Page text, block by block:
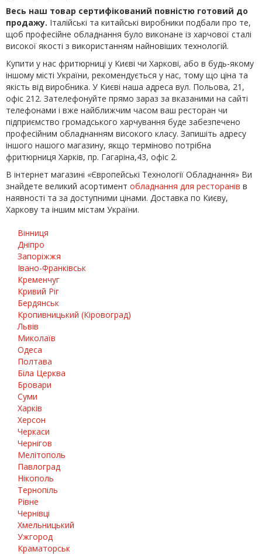
Весь наш товар сертифікований повністю готовий до
продажу. Італійські та китайські виробники подбали про те,
щоб професійне обладнання було виконане із харчової сталі
високої якості з використанням найновіших технологій.
Купити у нас фритюрниці у Києві чи Харкові, або в будь-якому
іншому місті України, рекомендується у нас, тому що ціна та
якість від виробника. У Києві наша адреса вул. Польова, 21,
офіс 212. Зателефонуйте прямо зараз за вказаними на сайті
телефонами і вже найближчим часом ваш ресторан чи
підприємство громадського харчування буде забезпечено
професійним обладнанням високого класу. Запишіть адресу
іншого нашого магазину, якщо терміново потрібна
фритюрниця Харків, пр. Гагаріна,43, офіс 2.
В інтернет магазині «Європейські Технології Обладнання» Ви
знайдете великий асортимент обладнання для ресторанів в
наявності та за доступними цінами. Доставка по Києву,
Харкову та іншим містам України.
Вінниця
Дніпро
Запоріжжя
Івано-Франківськ
Кременчуг
Кривий Ріг
Бердянськ
Кропивницький (Кіровоград)
Львів
Миколаїв
Одеса
Полтава
Біла Церква
Бровари
Суми
Харків
Херсон
Черкаси
Чернігов
Мелітополь
Павлоград
Нікополь
Тернопіль
Рівне
Чернівці
Хмельницький
Ужгород
Краматорськ